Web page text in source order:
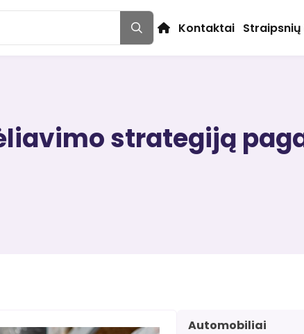
Kontaktai
strategiją
Automobiliai